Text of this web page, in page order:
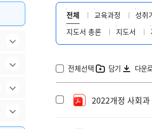
전체 교육과정 성취
지도서 총론
지도서
전체선택 담기 다운
2022개정 사회과